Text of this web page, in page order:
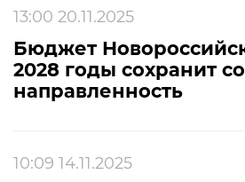
13:00 20.11.2025
Бюджет
2028 годы сохранит
направленность
10:09 14.11.2025